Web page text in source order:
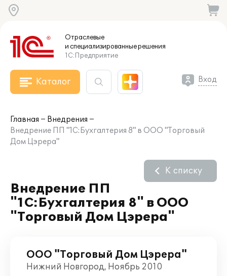
Отраслевые
и специализированныерешения
1С:Предприятие
Каталог Вход
Главная
Внедрения
Внедрение ПП "1С:Бухгалтерия 8" в ООО "Торговый
Дом Цэрера"
Внедрение ПП
"1С:Бухгалтерия 8" в ООО
"Торговый Дом Цэрера"
К списку
ООО "Торговый Дом Цэрера"
Нижний Новгород, Ноябрь 2010